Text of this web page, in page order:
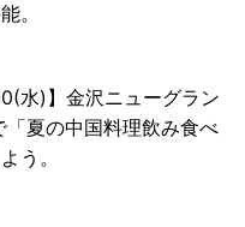
。
水)】金沢ニューグラン
「夏の中国料理飲み食べ
う。